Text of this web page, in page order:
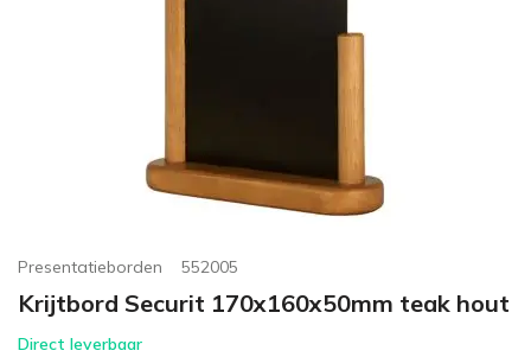
Presentatieborden 552005
Krijtbord Securit 170x160x50mm teak hout
Direct leverbaar